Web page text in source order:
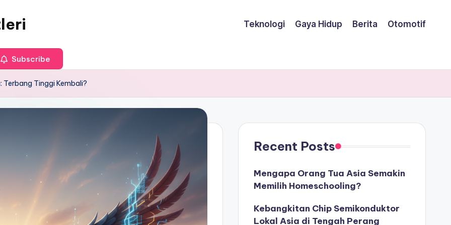
Teknologi Gaya Hidup Berita Otomotif
Subscribe
Terbang Tinggi Kembali?
Recent Posts
Mengapa Orang Tua Asia Semakin
Memilih Homeschooling?
Kebangkitan Chip Semikonduktor
Lokal Asia di Tengah Perang